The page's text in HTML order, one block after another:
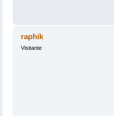
raphik
Visitante